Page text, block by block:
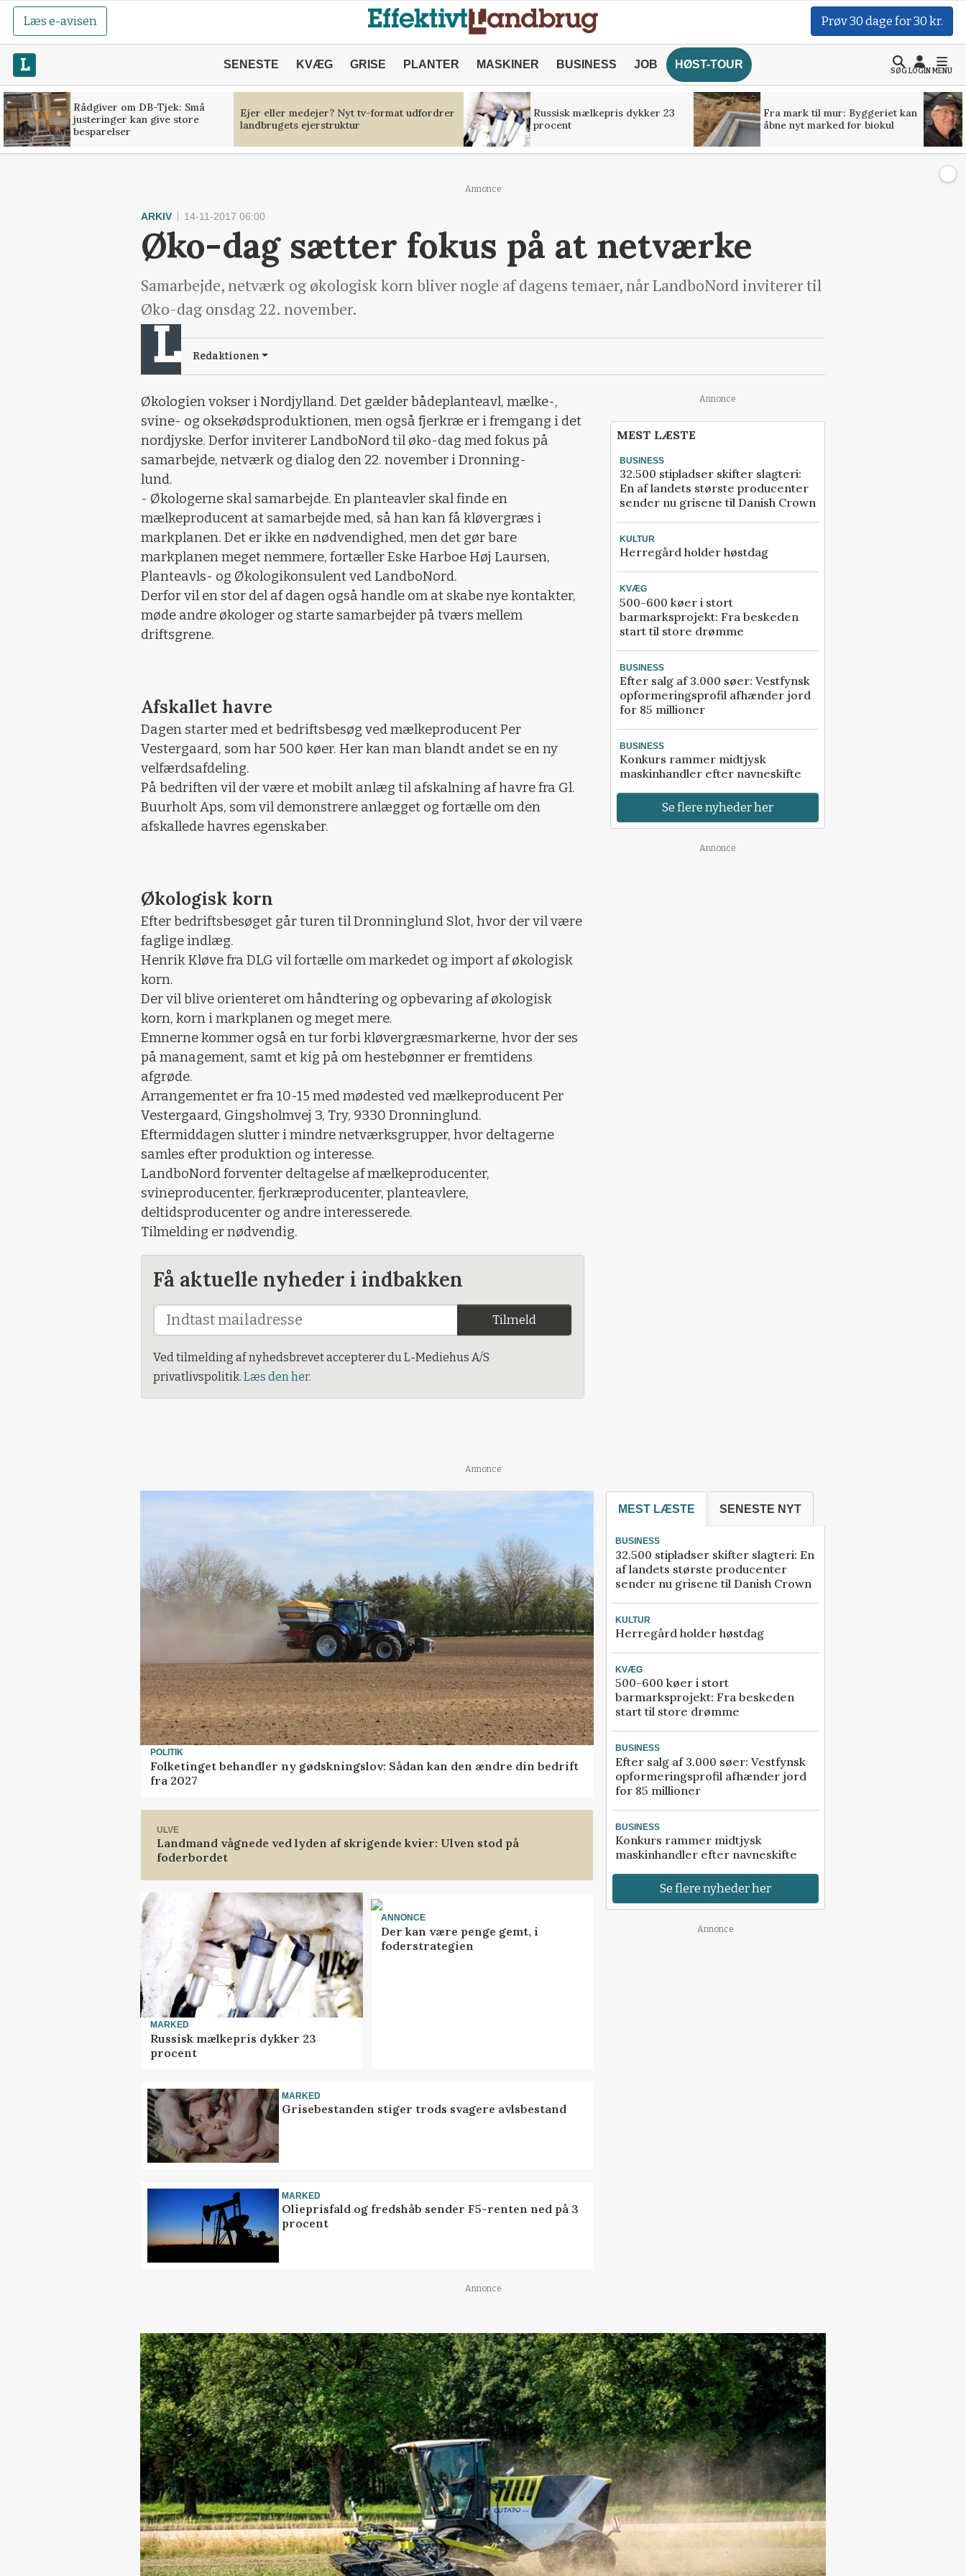
Læs e-avisen Prøv 30 dage for 30 kr.
SENESTE KVÆG GRISE PLANTER MASKINER BUSINESS JOB HØST-TOUR
SØGLOGINMENU
Rådgiver om DB-Tjek: Små
justeringer kan give store
besparelser
Ejer eller medejer? Nyt tv-format udfordrer
landbrugets ejerstruktur
Russisk mælkepris dykker 23
procent
Fra mark til mur: Byggeriet kan
åbne nyt marked for biokul
Annonce
ARKIV 14-11-2017 06:00
Øko-dag sætter fokus på at netværke
Samarbejde, netværk og økologisk korn bliver nogle af dagens temaer, når LandboNord inviterer til
Øko-dag onsdag 22. november.
Redaktionen
Økologien vokser i Nordjylland. Det gælder bådeplanteavl, mælke-,
svine- og oksekødsproduktionen, men også fjerkræ er i fremgang i det
nordjyske. Derfor inviterer LandboNord til øko-dag med fokus på
samarbejde, netværk og dialog den 22. november i Dronning-
lund.
- Økologerne skal samarbejde. En planteavler skal finde en
mælkeproducent at samarbejde med, så han kan få kløvergræs i
markplanen. Det er ikke en nødvendighed, men det gør bare
markplanen meget nemmere, fortæller Eske Harboe Høj Laursen,
Planteavls- og Økologikonsulent ved LandboNord.
Derfor vil en stor del af dagen også handle om at skabe nye kontakter,
møde andre økologer og starte samarbejder på tværs mellem
driftsgrene.
Afskallet havre
Dagen starter med et bedriftsbesøg ved mælkeproducent Per
Vestergaard, som har 500 køer. Her kan man blandt andet se en ny
velfærdsafdeling.
På bedriften vil der være et mobilt anlæg til afskalning af havre fra Gl.
Buurholt Aps, som vil demonstrere anlægget og fortælle om den
afskallede havres egenskaber.
Økologisk korn
Efter bedriftsbesøget går turen til Dronninglund Slot, hvor der vil være
faglige indlæg.
Henrik Kløve fra DLG vil fortælle om markedet og import af økologisk
korn.
Der vil blive orienteret om håndtering og opbevaring af økologisk
korn, korn i markplanen og meget mere.
Emnerne kommer også en tur forbi kløvergræsmarkerne, hvor der ses
på management, samt et kig på om hestebønner er fremtidens
afgrøde.
Arrangementet er fra 10-15 med mødested ved mælkeproducent Per
Vestergaard, Gingsholmvej 3, Try, 9330 Dronninglund.
Eftermiddagen slutter i mindre netværksgrupper, hvor deltagerne
samles efter produktion og interesse.
LandboNord forventer deltagelse af mælkeproducenter,
svineproducenter, fjerkræproducenter, planteavlere,
deltidsproducenter og andre interesserede.
Tilmelding er nødvendig.
Få aktuelle nyheder i indbakken
Tilmeld
Ved tilmelding af nyhedsbrevet accepterer du L-Mediehus A/S
privatlivspolitik. Læs den her.
Annonce
MEST LÆSTE
BUSINESS
32.500 stipladser skifter slagteri:
En af landets største producenter
sender nu grisene til Danish Crown
KULTUR
Herregård holder høstdag
KVÆG
500-600 køer i stort
barmarksprojekt: Fra beskeden
start til store drømme
BUSINESS
Efter salg af 3.000 søer: Vestfynsk
opformeringsprofil afhænder jord
for 85 millioner
BUSINESS
Konkurs rammer midtjysk
maskinhandler efter navneskifte
Se flere nyheder her
Annonce
Annonce
POLITIK
Folketinget behandler ny gødskningslov: Sådan kan den ændre din bedrift
fra 2027
ULVE
Landmand vågnede ved lyden af skrigende kvier: Ulven stod på
foderbordet
MARKED
Russisk mælkepris dykker 23
procent
ANNONCE
Der kan være penge gemt, i
foderstrategien
MARKED
Grisebestanden stiger trods svagere avlsbestand
MARKED
Olieprisfald og fredshåb sender F5-renten ned på 3
procent
MEST LÆSTE SENESTE NYT
BUSINESS
32.500 stipladser skifter slagteri: En
af landets største producenter
sender nu grisene til Danish Crown
KULTUR
Herregård holder høstdag
KVÆG
500-600 køer i stort
barmarksprojekt: Fra beskeden
start til store drømme
BUSINESS
Efter salg af 3.000 søer: Vestfynsk
opformeringsprofil afhænder jord
for 85 millioner
BUSINESS
Konkurs rammer midtjysk
maskinhandler efter navneskifte
Se flere nyheder her
Annonce
Annonce